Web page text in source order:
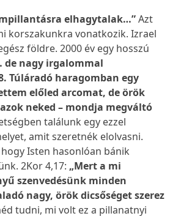
elhagytalak…”Azt
korszakunkra vonatkozik. Izrael
földre. 2000 év egy hosszú
de nagy irgalommal
Túláradó haragomban egy
előled arcomat, de örök
neked – mondja megváltó
találunk egy ezzel
amit szeretnék elolvasni.
Isten hasonlóan bánik
2Kor 4,17: „Mert a mi
szenvedésünk minden
nagy, örök dicsőséget szerez
tudni, mi volt ez a pillanatnyi